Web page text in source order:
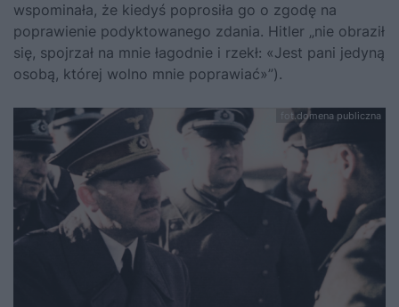
wspominała, że kiedyś poprosiła go o zgodę na
poprawienie podyktowanego zdania. Hitler „nie obraził
się, spojrzał na mnie łagodnie i rzekł: «Jest pani jedyną
osobą, której wolno mnie poprawiać»”).
fot.domena publiczna